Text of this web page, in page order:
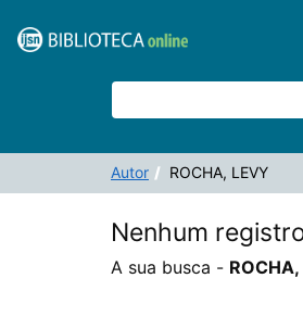
VuFind
Autor ROCHA, LEVY
Nenhum
A sua busca -